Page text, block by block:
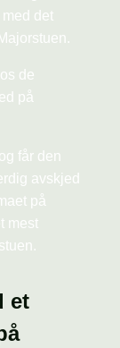
det
de
på
får den
avskjed
på
mest
et